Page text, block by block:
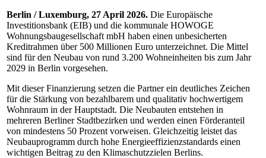
Berlin / Luxemburg, 27 April 2026. Die Europäische
Investitionsbank (EIB) und die kommunale HOWOGE
Wohnungsbaugesellschaft mbH haben einen unbesicherten
Kreditrahmen über 500 Millionen Euro unterzeichnet. Die Mittel
sind für den Neubau von rund 3.200 Wohneinheiten bis zum Jahr
2029 in Berlin vorgesehen.
Mit dieser Finanzierung setzen die Partner ein deutliches Zeichen
für die Stärkung von bezahlbarem und qualitativ hochwertigem
Wohnraum in der Hauptstadt. Die Neubauten entstehen in
mehreren Berliner Stadtbezirken und werden einen Förderanteil
von mindestens 50 Prozent vorweisen. Gleichzeitig leistet das
Neubauprogramm durch hohe Energieeffizienzstandards einen
wichtigen Beitrag zu den Klimaschutzzielen Berlins.